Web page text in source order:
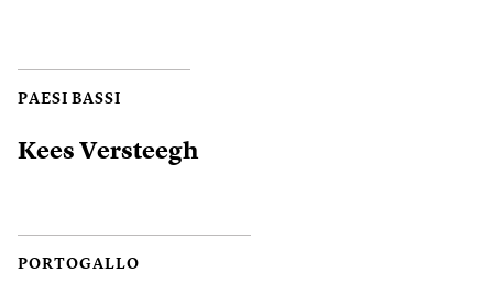
PAESI BASSI
Kees Versteegh
PORTOGALLO